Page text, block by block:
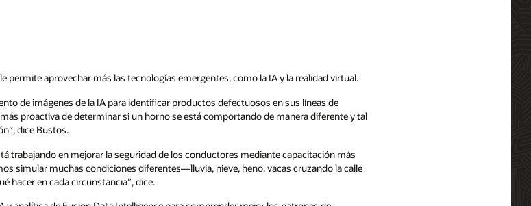
permite aprovechar más las tecnologías emergentes, como la IA y la realidad virtual.
de imágenes de la IA para identificar productos defectuosos en sus líneas de
proactiva de determinar si un horno se está comportando de manera diferente y tal
dice Bustos.
trabajando en mejorar la seguridad de los conductores mediante capacitación más
simular muchas condiciones diferentes—lluvia, nieve, heno, vacas cruzando la calle
hacer en cada circunstancia”, dice.